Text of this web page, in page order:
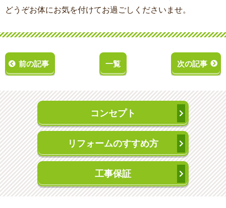
どうぞお体にお気を付けてお過ごしくださいませ。
前の記事 一覧 次の記事
コンセプト
リフォームのすすめ方
工事保証